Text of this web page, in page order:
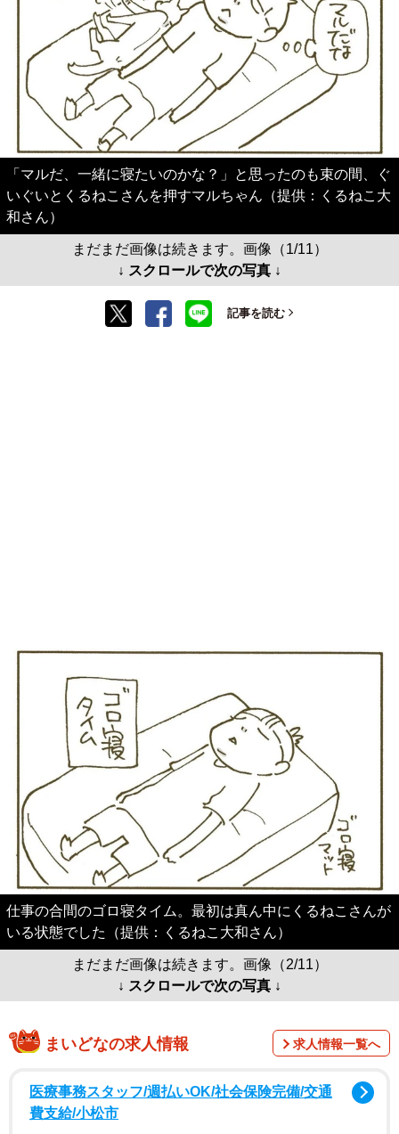
「マルだ、一緒に寝たいのかな？」と思ったのも束の間、ぐ
いぐいとくるねこさんを押すマルちゃん（提供：くるねこ大
和さん）
まだまだ画像は続きます。画像（1/11）
↓ スクロールで次の写真 ↓
記事を読む
仕事の合間のゴロ寝タイム。最初は真ん中にくるねこさんが
いる状態でした（提供：くるねこ大和さん）
まだまだ画像は続きます。画像（2/11）
↓ スクロールで次の写真 ↓
まいどなの求人情報 求人情報一覧へ
医療事務スタッフ/週払いOK/社会保険完備/交通
費支給/小松市